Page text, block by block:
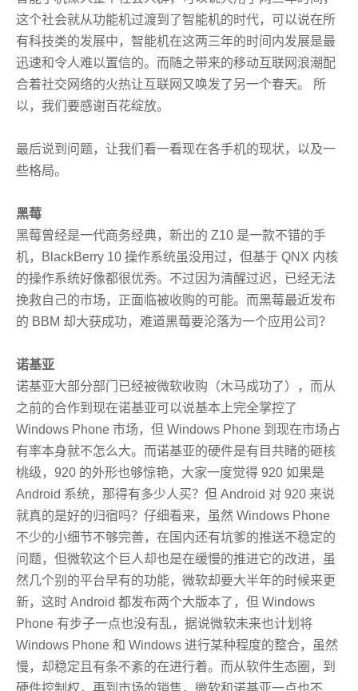
这个社会就从功能机过渡到了智能机的时代，可以说在所
有科技类的发展中，智能机在这两三年的时间内发展是最
迅速和令人难以置信的。而随之带来的移动互联网浪潮配
合着社交网络的火热让互联网又唤发了另一个春天。 所
以，我们要感谢百花绽放。
最后说到问题，让我们看一看现在各手机的现状，以及一
些格局。
黑莓
黑莓曾经是一代商务经典，新出的 Z10 是一款不错的手
机，BlackBerry 10 操作系统虽没用过，但基于 QNX 内核
的操作系统好像都很优秀。不过因为清醒过迟，已经无法
挽救自己的市场，正面临被收购的可能。而黑莓最近发布
的 BBM 却大获成功，难道黑莓要沦落为一个应用公司？
诺基亚
诺基亚大部分部门已经被微软收购（木马成功了），而从
之前的合作到现在诺基亚可以说基本上完全掌控了
Windows Phone 市场，但 Windows Phone 到现在市场占
有率本身就不怎么大。而诺基亚的硬件是有目共睹的砸核
桃级，920 的外形也够惊艳，大家一度觉得 920 如果是
Android 系统，那得有多少人买？但 Android 对 920 来说
就真的是好的归宿吗？仔细看来，虽然 Windows Phone
不少的小细节不够完善，在国内还有坑爹的推送不稳定的
问题，但微软这个巨人却也是在缓慢的推进它的改进，虽
然几个别的平台早有的功能，微软却要大半年的时候来更
新，这时 Android 都发布两个大版本了，但 Windows
Phone 有步子一点也没有乱，据说微软未来也计划将
Windows Phone 和 Windows 进行某种程度的整合，虽然
慢，却稳定且有条不紊的在进行着。而从软件生态圈，到
硬件控制权，再到市场的销售，微软和诺基亚一点也不